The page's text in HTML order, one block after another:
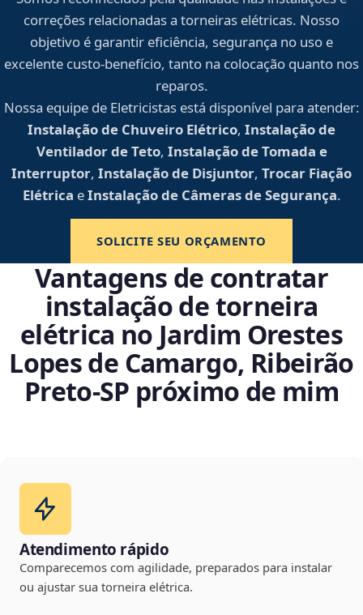
correções relacionadas a torneiras elétricas. Nosso
objetivo é garantir eficiência, segurança no uso e
excelente custo-benefício, tanto na colocação quanto nos
reparos.
Nossa equipe de Eletricistas está disponível para atender:
Instalação de Chuveiro Elétrico, Instalação de
Ventilador de Teto, Instalação de Tomada e
Interruptor, Instalação de Disjuntor, Trocar Fiação
Elétrica eInstalação de Câmeras de Segurança.
SOLICITE SEU ORÇAMENTO
Vantagens de contratar
instalação de torneira
elétrica no Jardim Orestes
Lopes de Camargo, Ribeirão
Preto‑SP próximo de mim
Atendimento rápido
Comparecemos com agilidade, preparados para instalar
ou ajustar sua torneira elétrica.